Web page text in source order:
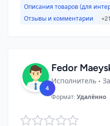
Описания товаров (для
Отзывы и комментарии
+21
4
Fedor
Исполнитель •
Формат: Удалённо